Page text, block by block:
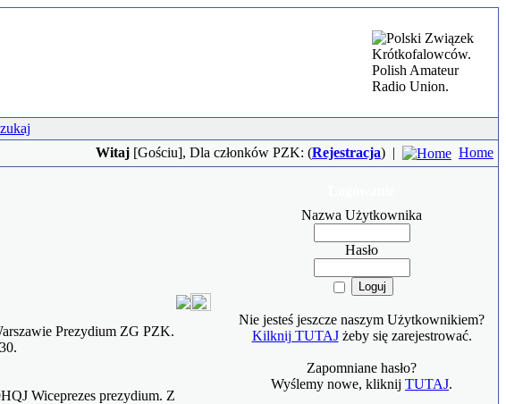
Witaj [Gościu], Dla członków PZK: (Rejestracja) | Home
Prezydium ZG PZK.
Wiceprezes prezydium. Z
Nazwa Użytkownika
Hasło
Nie jesteś jeszcze naszym Użytkownikiem?
Kilknij TUTAJżeby się zarejestrować.
Zapomniane hasło?
Wyślemy nowe, kliknij TUTAJ.